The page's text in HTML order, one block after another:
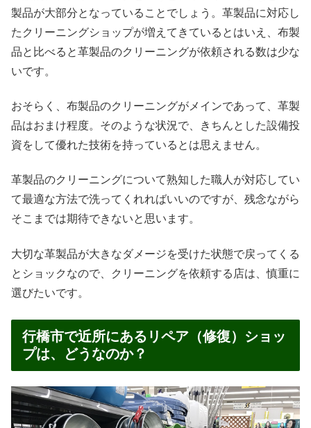
製品が大部分となっていることでしょう。革製品に対応し
たクリーニングショップが増えてきているとはいえ、布製
品と比べると革製品のクリーニングが依頼される数は少な
いです。
おそらく、布製品のクリーニングがメインであって、革製
品はおまけ程度。そのような状況で、きちんとした設備投
資をして優れた技術を持っているとは思えません。
革製品のクリーニングについて熟知した職人が対応してい
て最適な方法で洗ってくれればいいのですが、残念ながら
そこまでは期待できないと思います。
大切な革製品が大きなダメージを受けた状態で戻ってくる
とショックなので、クリーニングを依頼する店は、慎重に
選びたいです。
行橋市で近所にあるリペア（修復）ショッ
プは、どうなのか？